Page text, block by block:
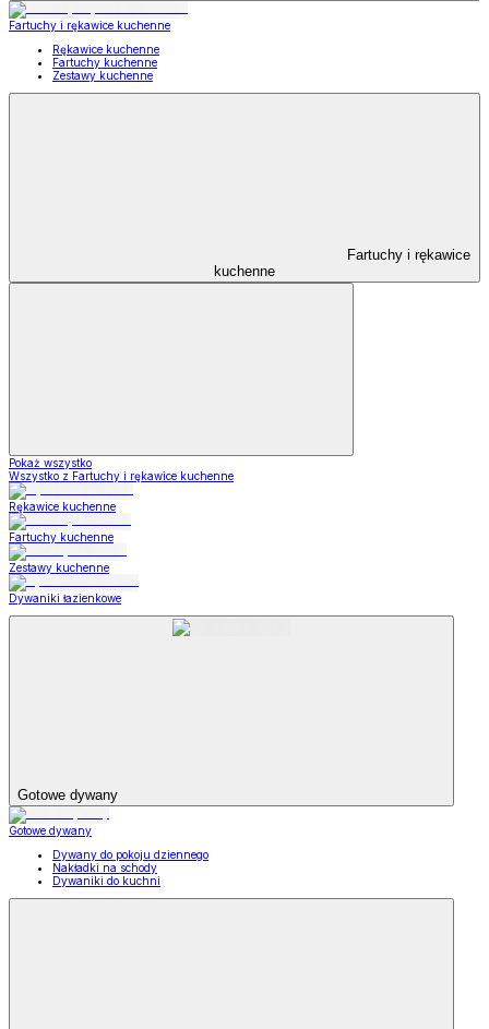
Fartuchy i rękawice kuchenne
Rękawice kuchenne
Fartuchy kuchenne
Zestawy kuchenne
Fartuchy i rękawice
kuchenne
Pokaż wszystko
Wszystko z Fartuchy i rękawice kuchenne
Rękawice kuchenne
Fartuchy kuchenne
Zestawy kuchenne
Dywaniki łazienkowe
Gotowe dywany
Gotowe dywany
Dywany do pokoju dziennego
Nakładki na schody
Dywaniki do kuchni